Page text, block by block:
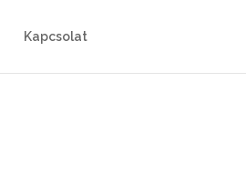
Kapcsolat